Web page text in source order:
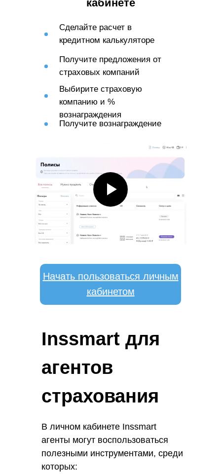
реальных рисков на дорогах.
кабинете
Сделайте расчет в
кредитном калькуляторе
Получите предложения от
страховых компаний
Выбирите страховую
компанию и %
вознаграждения
Получите вознаграждение
Начать пользоваться личным
кабинетом
В личном кабинете Inssmart
агенты могут воспользоваться
полезными инструментами, среди
которых:
Inssmart для
агентов
страхования